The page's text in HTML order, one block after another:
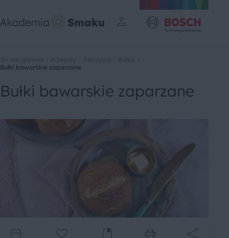
Bułki bawarskie zaparzane
Bułki bawarskie zaparzane